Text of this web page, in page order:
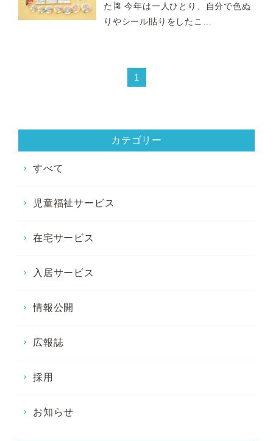
た🎏 今年は一人ひとり、自分で色ぬ
りやシール貼りをしたこ…
1
カテゴリー
すべて
児童福祉サービス
在宅サービス
入居サービス
情報公開
広報誌
採用
お知らせ